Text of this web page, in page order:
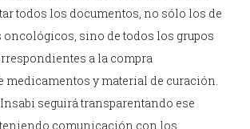
todos los documentos, no sólo los de
sino de todos los grupos
a la compra
medicamentos y material de curación.
seguirá transparentando ese
comunicación con los